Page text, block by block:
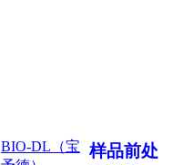
BIO-DL（宝
样品前处